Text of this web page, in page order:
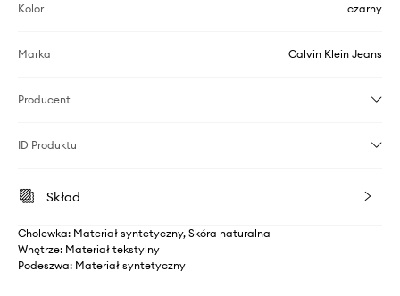
Kolor czarny
Marka Calvin Klein Jeans
Producent
ID Produktu
Skład
Cholewka: Materiał syntetyczny, Skóra naturalna
Wnętrze: Materiał tekstylny
Podeszwa: Materiał syntetyczny